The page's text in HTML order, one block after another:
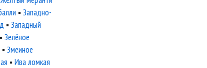
▪Западно-
▪Западный
▪Зелёное
▪Змеиное
▪Ива ломкая